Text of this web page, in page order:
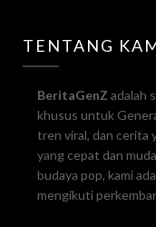
TENTANG
BeritaGenZ adalah
khusus untuk
tren viral, dan cerita
yang cepat dan
budaya pop, kami
mengikuti